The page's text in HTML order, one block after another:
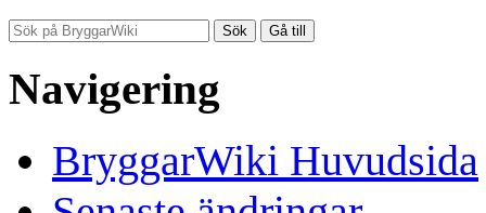
Navigering
BryggarWiki Huvudsida